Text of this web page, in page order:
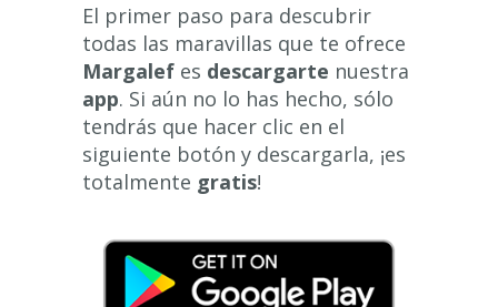
El primer paso para descubrir
todas las maravillas que te ofrece
Margalef es descargarte nuestra
app. Si aún no lo has hecho, sólo
tendrás que hacer clic en el
siguiente botón y descargarla, ¡es
totalmente gratis!